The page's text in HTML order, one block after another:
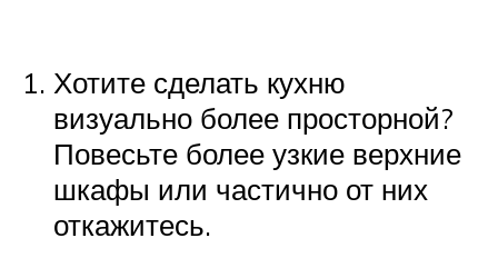
Хотите сделать кухню
визуально более просторной?
Повесьте более узкие верхние
шкафы или частично от них
откажитесь.